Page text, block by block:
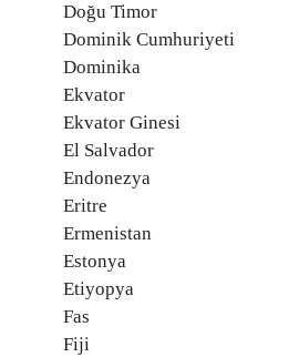
Doğu Timor
Dominik Cumhuriyeti
Dominika
Ekvator
Ekvator Ginesi
El Salvador
Endonezya
Eritre
Ermenistan
Estonya
Etiyopya
Fas
Fiji